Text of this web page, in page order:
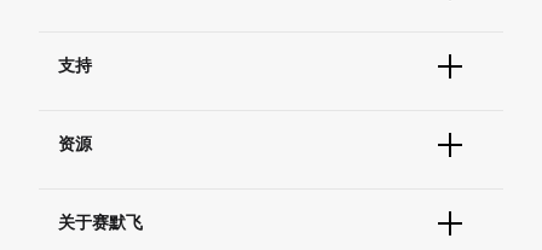
订单状态查询
订单支持
现货供应中心
支持
联系我们 - 400 820 8982
查找文件&证书
资源
学习中心
促销
关于赛默飞